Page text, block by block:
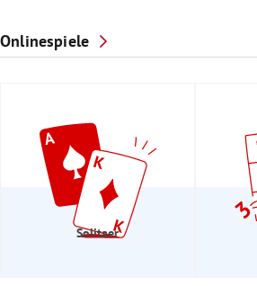
Onlinespiele
Solitaer